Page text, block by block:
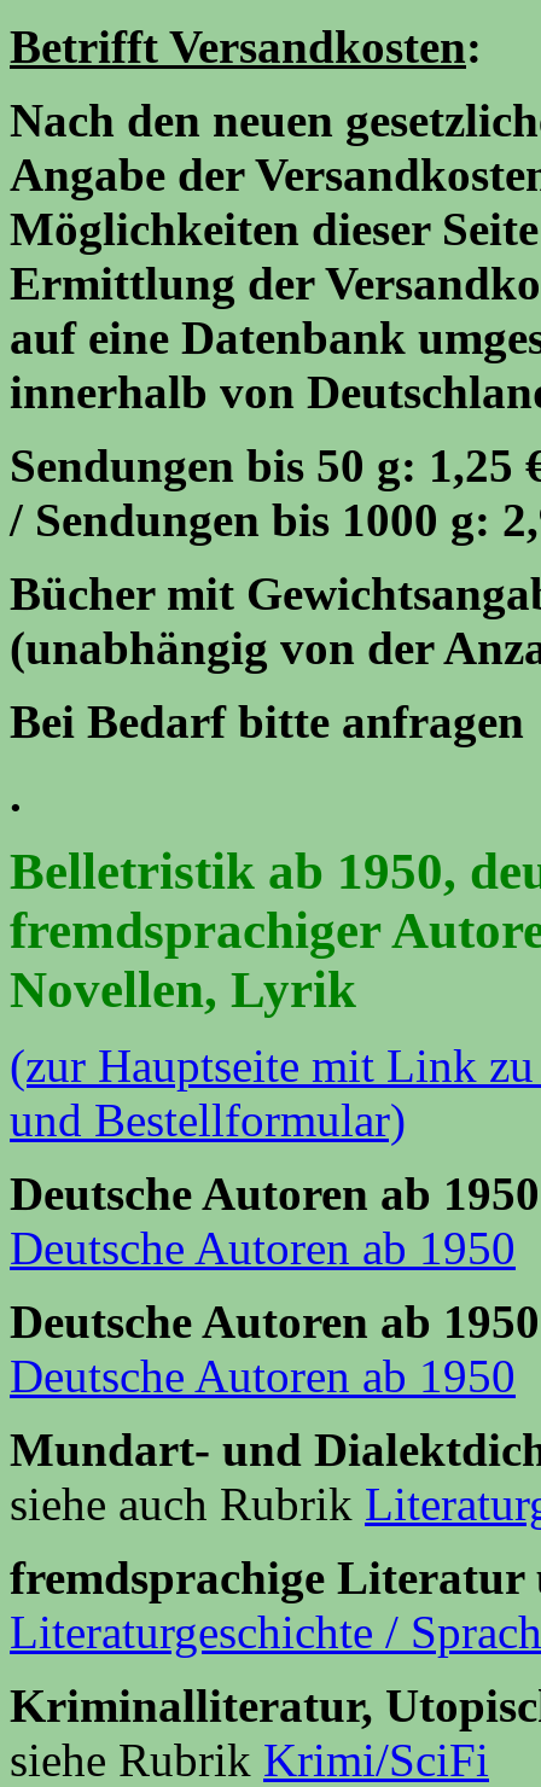
Betrifft Versandkosten:
Nach den neuen
Angabe der
Möglichkeiten dieser
Ermittlung der
auf eine Datenbank
innerhalb von
Sendungen bis 50 g: 1,25
/ Sendungen bis 1000 g:
Bücher mit
(unabhängig von der
Bei Bedarf bitte anfragen
.
Belletristik ab 1950,
fremdsprachiger
Novellen, Lyrik
(zur Hauptseite mit Link
und Bestellformular)
Deutsche Autoren ab
Deutsche Autoren ab 1950
Deutsche Autoren ab
Deutsche Autoren ab 1950
Mundart- und
siehe auch Rubrik
fremdsprachige Literatur
Literaturgeschichte /
Kriminalliteratur,
siehe Rubrik Krimi/SciFi